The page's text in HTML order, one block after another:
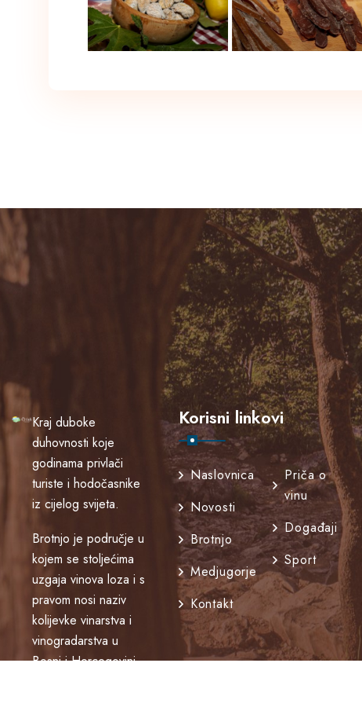
Kraj duboke
duhovnosti koje
godinama privlači
turiste i hodočasnike
iz cijelog svijeta.
Brotnjo je područje u
kojem se stoljećima
uzgaja vinova loza i s
pravom nosi naziv
kolijevke vinarstva i
vinogradarstva u
Bosni i Hercegovini.
Korisni linkovi
Naslovnica
Novosti
Brotnjo
Medjugorje
Kontakt
Priča o
vinu
Događaji
Sport